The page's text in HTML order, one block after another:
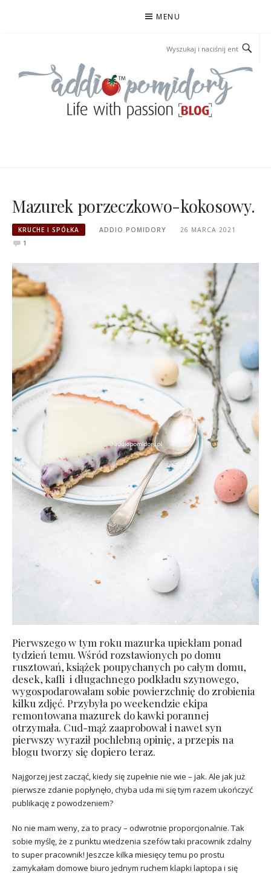
MENU
Mazurek porzeczkowo-kokosowy.
KRUCHE I SPÓŁKA ADDIO POMIDORY
26 MARCA 2021
1
Pierwszego w tym roku mazurka upiekłam ponad
tydzień temu. Wśród rozstawionych po domu
rusztowań, książek poupychanych po całym domu,
desek, kafli i długachnego podkładu szynowego,
wygospodarowałam sobie powierzchnię do zrobienia
kilku zdjęć. Przybyła po weekendzie ekipa
remontowana mazurek do kawki porannej
otrzymała. Cud-mąż zaaprobował i nawet syn
pierwszy wyraził pochlebną opinię, a przepis na
blogu tworzy się dopiero teraz.
Najgorzej jest zacząć, kiedy się zupełnie nie wie – jak. Ale jak już
pierwsze zdanie popłynęło, chyba uda mi się tym razem ukończyć
publikację z powodzeniem?
No nie mam weny, za to pracy – odwrotnie proporcjonalnie. Tak
sobie myślę, że z punktu wiedzenia szefów taki pracownik zdalny
to super pracownik! Jeszcze kilka miesięcy temu po prostu
zamykałam domowe biuro jednym ruchem klapki laptopa i się